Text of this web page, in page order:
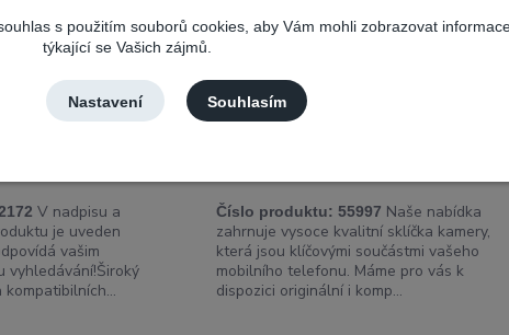
V nadpisu a
je uveden
vašim
vyhledávání!Široký
Číslo produktu: 55997 Naše nabídka
zahrnuje vysoce kvalitní sklíčka kamery,
která jsou klíčovými součástmi vašeho
mobilního telefonu. Máme pro vás k
dispozici originální i komp...
s použitím souborů cookies, aby Vám mohli zobrazovat
týkající se Vašich zájmů.
Nastavení Souhlasím